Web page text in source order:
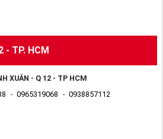
- TP. HCM
XUÂN - Q 12 - TP HCM
- 0965319068 - 0938857112